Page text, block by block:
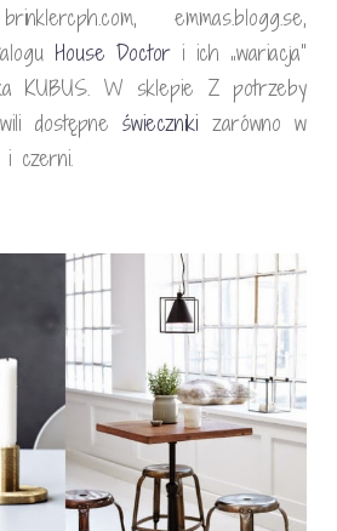
emmas.blogg.se,
House Doctori ich „wariacja”
KUBUS. W sklepie Z potrzeby
dostępneświeczniki zarówno w
i czerni.